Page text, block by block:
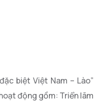
biệt Việt Nam – Lào”
động gồm: Triển lãm